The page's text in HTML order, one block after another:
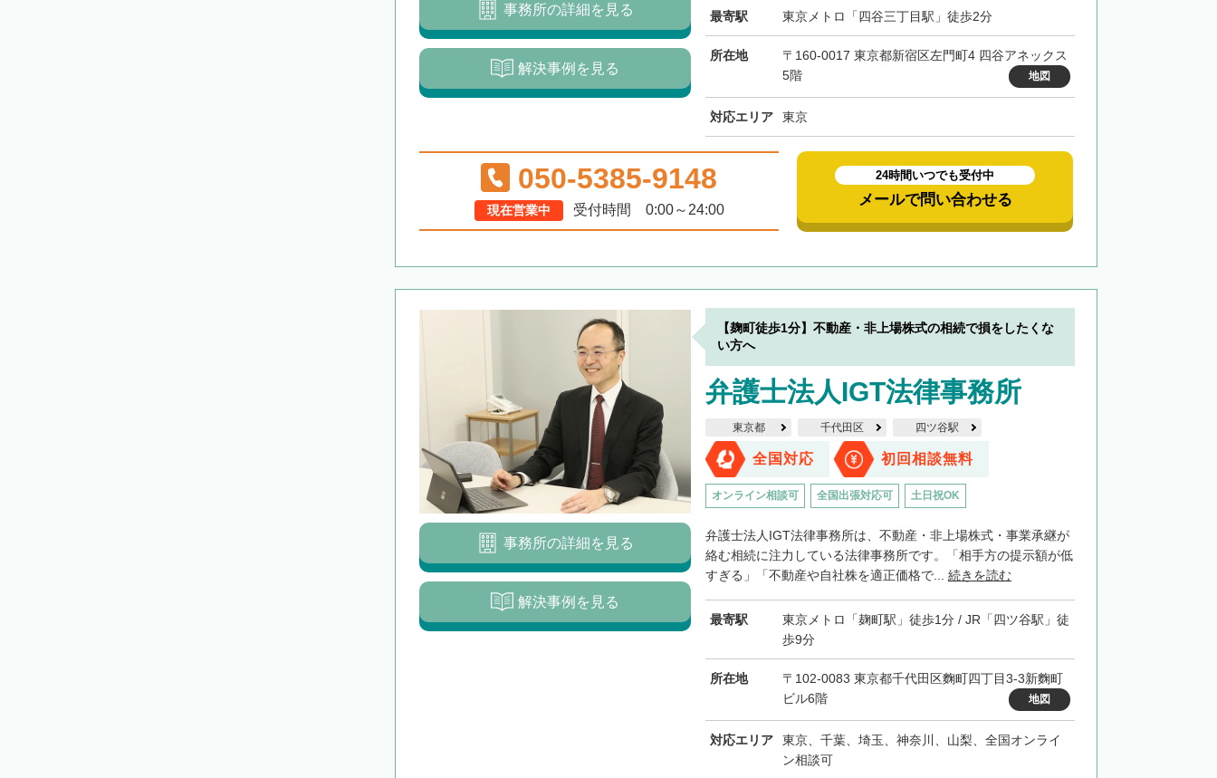
最寄駅 東京メトロ「四谷三丁目駅」徒歩2分
所在地
〒160-0017 東京都新宿区左門町4 四谷アネックス
5階
地図
対応エリア 東京
事務所の詳細を見る
解決事例を見る
050-5385-9148
現在営業中 受付時間 0:00～24:00
24時間いつでも受付中
メールで問い合わせる
【麹町徒歩1分】不動産・非上場株式の相続で損をしたくな
い方へ
弁護士法人IGT法律事務所
東京都 千代田区 四ツ谷駅
全国対応 初回相談無料
オンライン相談可 全国出張対応可 土日祝OK
弁護士法人IGT法律事務所は、不動産・非上場株式・事業承継が
絡む相続に注力している法律事務所です。「相手方の提示額が低
すぎる」「不動産や自社株を適正価格で... 続きを読む
最寄駅
東京メトロ「麹町駅」徒歩1分 / JR「四ツ谷駅」徒
歩9分
所在地
〒102-0083 東京都千代田区麴町四丁目3-3新麴町
ビル6階
地図
対応エリア
東京、千葉、埼玉、神奈川、山梨、全国オンライ
ン相談可
事務所の詳細を見る
解決事例を見る